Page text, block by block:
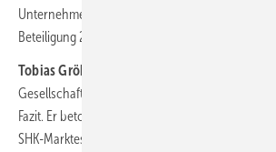
Unternehmen zog ein positives Fazit und plant
Beteiligung 2028.
Tobias Gröber
Gesellschaft für Handwerksmessen mbH, zog
Fazit. Er betonte, dass die IFH/Intherm die
SHK-Marktes abbildet und für das Handwerk